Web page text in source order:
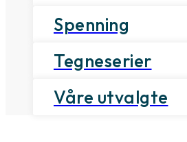
Spenning
Tegneserier
Våre utvalgte